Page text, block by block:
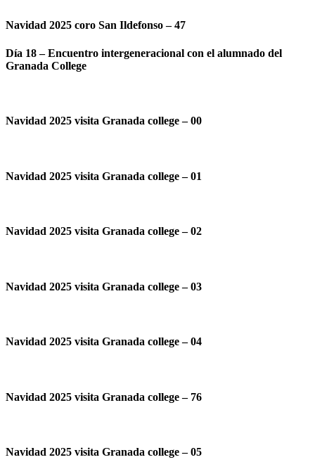
Navidad 2025 coro San Ildefonso – 47
Día 18 – Encuentro intergeneracional con el alumnado del
Granada College
Navidad 2025 visita Granada college – 00
Navidad 2025 visita Granada college – 01
Navidad 2025 visita Granada college – 02
Navidad 2025 visita Granada college – 03
Navidad 2025 visita Granada college – 04
Navidad 2025 visita Granada college – 76
Navidad 2025 visita Granada college – 05